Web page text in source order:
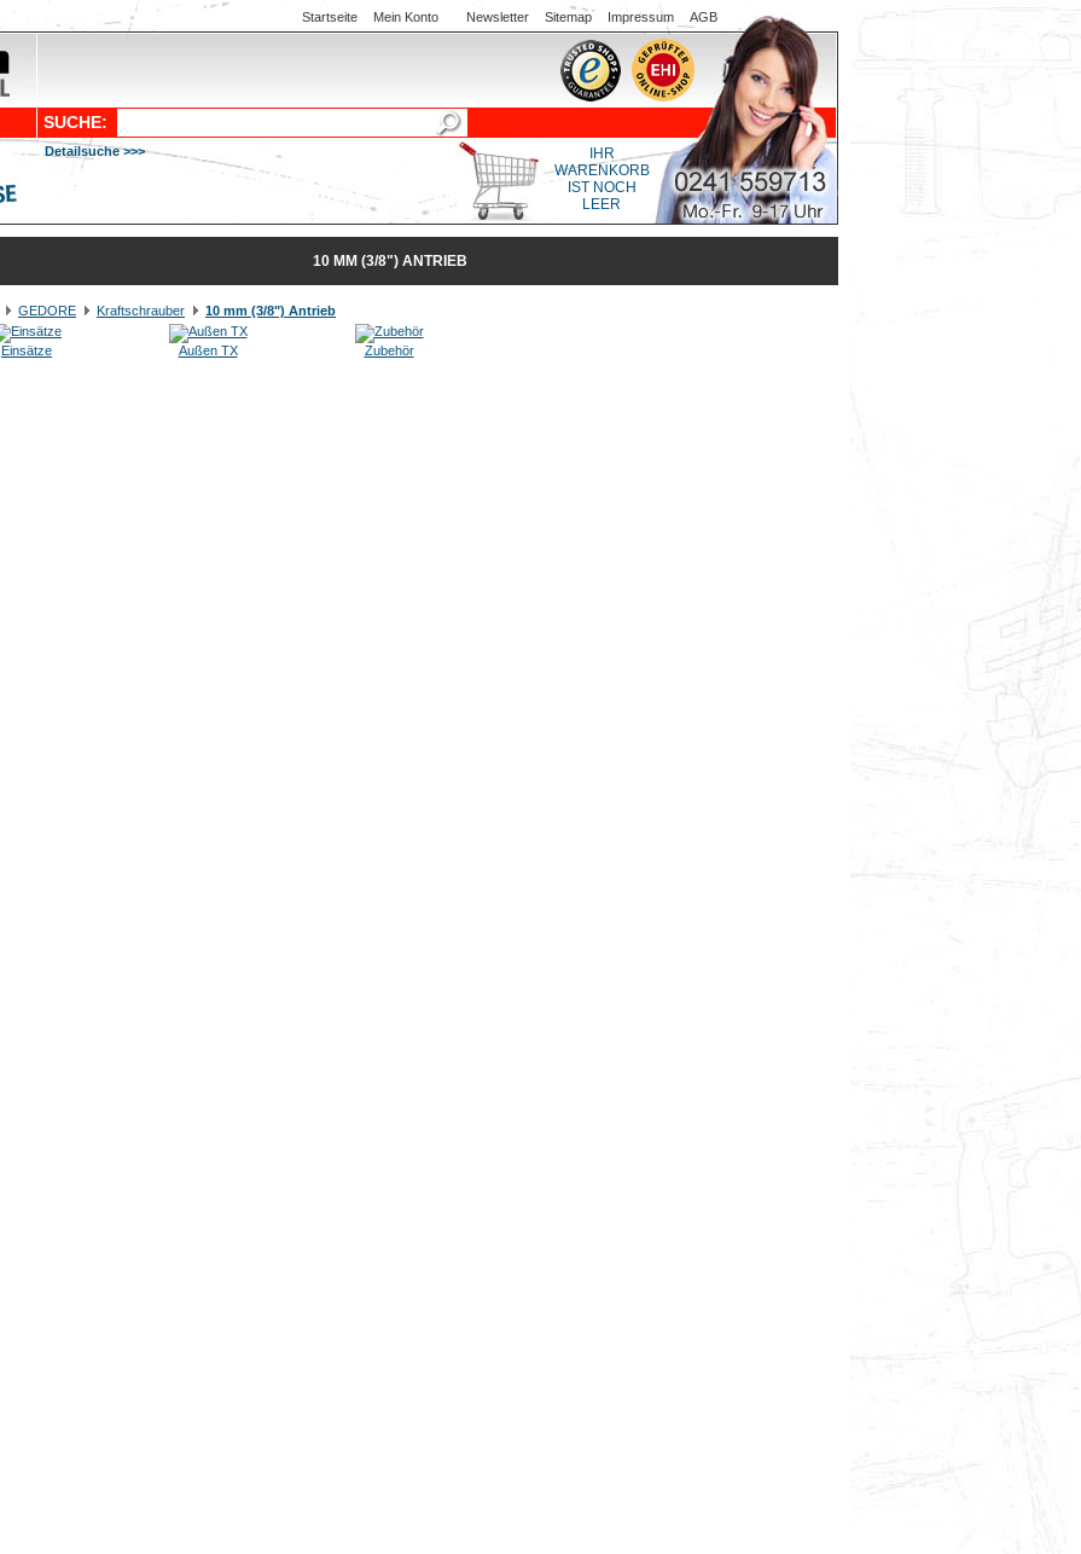
Startseite Mein Konto Newsletter Sitemap Impressum AGB
SUCHE:
Detailsuche >>>
IHR
WARENKORB
IST NOCH
LEER
10 MM (3/8") ANTRIEB
GEDORE Kraftschrauber 10 mm (3/8") Antrieb
Einsätze Außen TX Zubehör